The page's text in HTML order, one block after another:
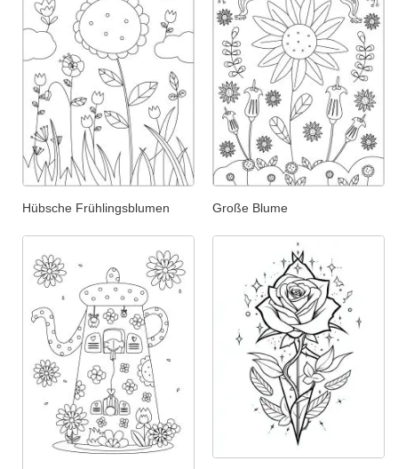
Hübsche Frühlingsblumen Große Blume